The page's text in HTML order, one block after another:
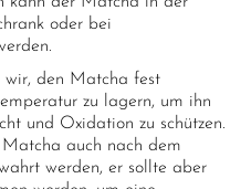
oder bei
den Matcha fest
zu lagern, um ihn
und Oxidation zu schützen.
auch nach dem
werden, er sollte aber